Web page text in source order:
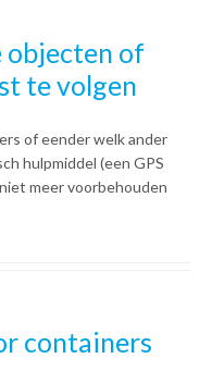
objecten of
te volgen
of eender welk ander
hulpmiddel (een GPS
meer voorbehouden
containers